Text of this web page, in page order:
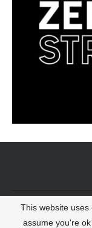
© 2022 -
This website
assume you're